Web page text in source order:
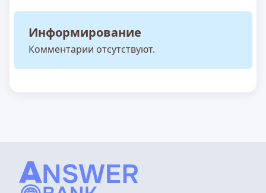
Информирование
Комментарии отсутствуют.